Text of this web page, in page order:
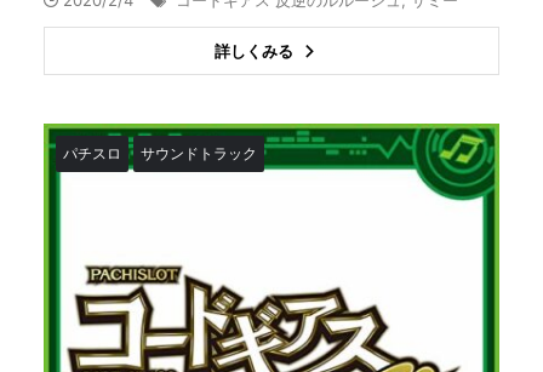
詳しくみる
パチスロ サウンドトラック